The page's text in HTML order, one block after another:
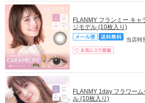
FLANMY フランミー キャ
ジモデル (10枚入り)
当店特
FLANMY 1day フラワー
ル (10枚入り)